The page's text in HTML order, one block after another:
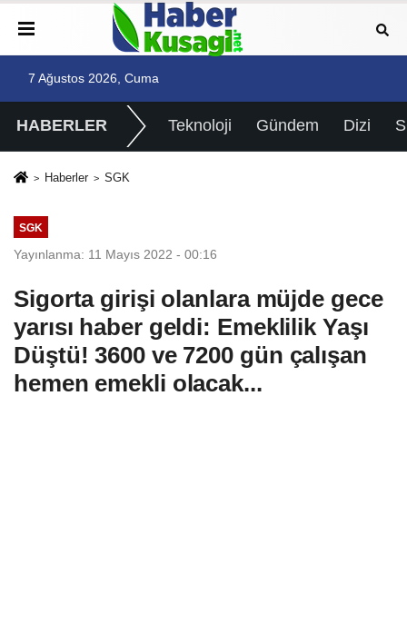
7 Ağustos 2026, Cuma
HABERLER Teknoloji Gündem Dizi
Haberler SGK
SGK
Yayınlanma: 11 Mayıs 2022 - 00:16
Sigorta girişi olanlara müjde gece
yarısı haber geldi: Emeklilik Yaşı
Düştü! 3600 ve 7200 gün çalışan
hemen emekli olacak...